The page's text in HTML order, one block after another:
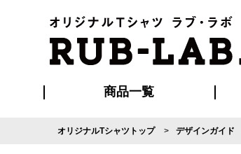
商品一覧
オリジナルTシャツトップ デザインガイド